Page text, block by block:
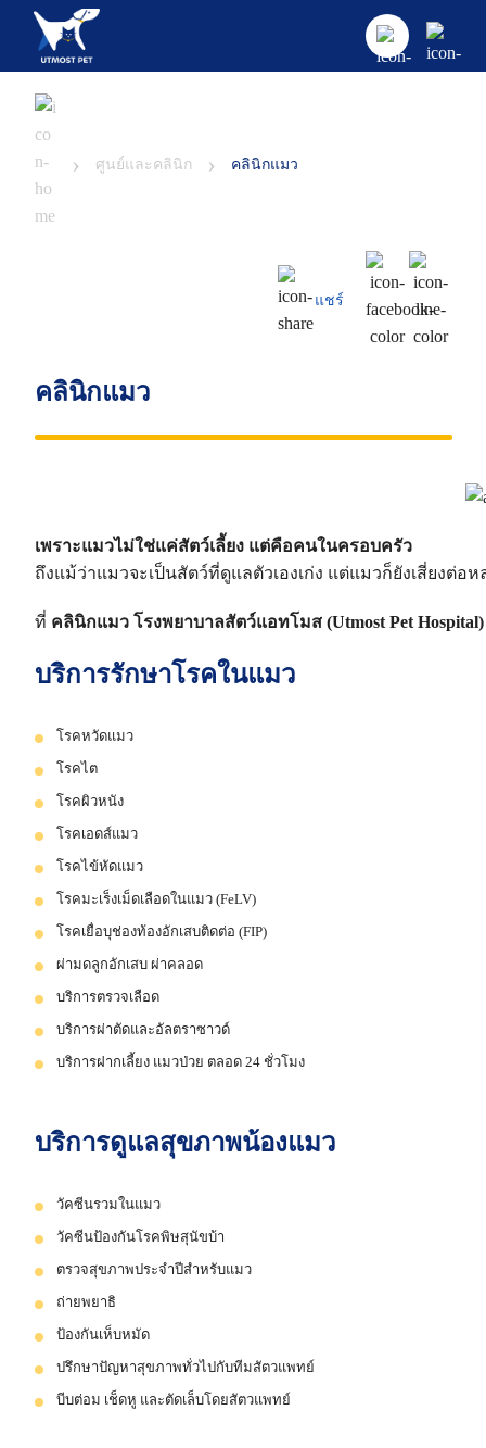
› ศูนย์และคลินิก › คลินิกแมว
แชร์
คลินิกแมว
เพราะแมวไม่ใช่แค่สัตว์เลี้ยง แต่คือคนในครอบครัว
ถึงแม้ว่าแมวจะเป็นสัตว์ที่ดูแลตัวเองเก่ง แต่แมวก็ยังเสี่ยงต่
ที่ คลินิกแมว โรงพยาบาลสัตว์แอทโมส (Utmost Pet Hospital)
บริการรักษาโรคในแมว
โรคหวัดแมว
โรคไต
โรคผิวหนัง
โรคเอดส์แมว
โรคไข้หัดแมว
โรคมะเร็งเม็ดเลือดในแมว (FeLV)
โรคเยื่อบุช่องท้องอักเสบติดต่อ (FIP)
ผ่ามดลูกอักเสบ ผ่าคลอด
บริการตรวจเลือด
บริการผ่าตัดและอัลตราซาวด์
บริการฝากเลี้ยง แมวป่วย ตลอด 24 ชั่วโมง
บริการดูแลสุขภาพน้องแมว
วัคซีนรวมในแมว
วัคซีนป้องกันโรคพิษสุนัขบ้า
ตรวจสุขภาพประจำปีสำหรับแมว
ถ่ายพยาธิ
ป้องกันเห็บหมัด
ปรึกษาปัญหาสุขภาพทั่วไปกับทีมสัตวแพทย์
บีบต่อม เช็ดหู และตัดเล็บโดยสัตวแพทย์